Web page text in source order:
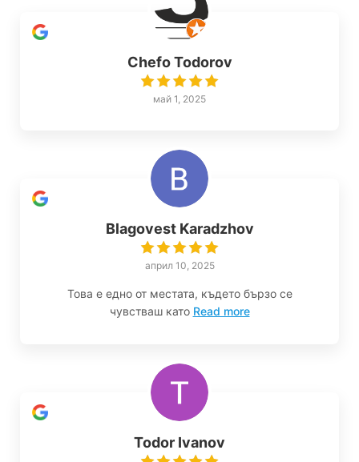
Chefo Todorov
май 1, 2025
Blagovest Karadzhov
април 10, 2025
Това е едно от местата, където бързо се
чувстваш като Read more
Todor Ivanov